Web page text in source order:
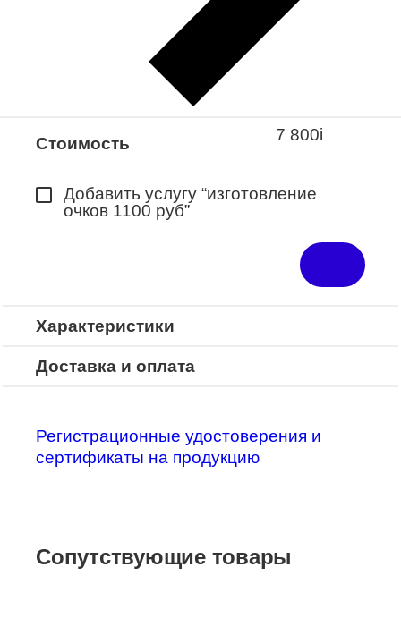
Закажите понравившуюся модель
в ближайший салон “Оптик-Экспресс”.
*Доступно для Республики
Стоимость 7 800i
Добавить услугу “изготовление
очков 1100 руб”
Характеристики
Доставка и оплата
Регистрационные удостоверения и
сертификаты на продукцию
Сопутствующие товары